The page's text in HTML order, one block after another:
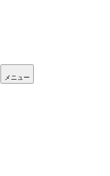
メニュー